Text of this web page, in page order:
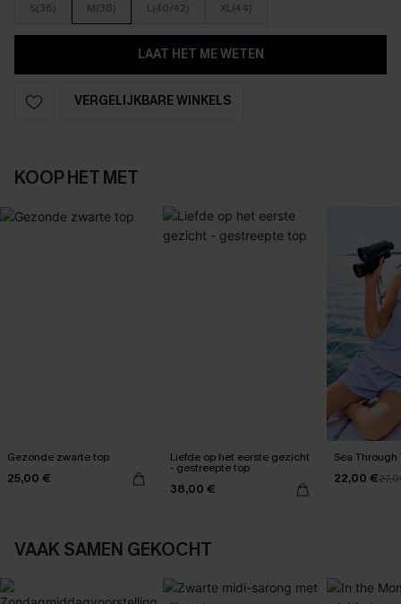
S(36) M(38) L(40/42) XL(44)
LAAT HET ME WETEN
VERGELIJKBARE WINKELS
KOOP HET MET
Gezonde zwarte top
25,00 €
Liefde op het eerste gezicht
- gestreepte top
38,00 €
Sea Through
22,00 €
VAAK SAMEN GEKOCHT